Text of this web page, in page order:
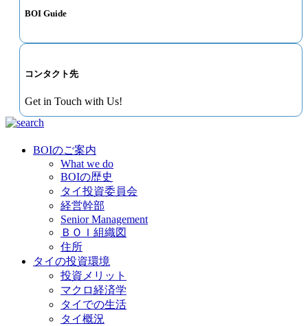
BOI Guide
コンタクト先
Get in Touch with Us!
BOIのご案内
What we do
BOIの歴史
タイ投資委員会
経営幹部
Senior Management
ＢＯＩ組織図
住所
タイの投資環境
投資メリット
マクロ経済学
タイでの生活
タイ概況